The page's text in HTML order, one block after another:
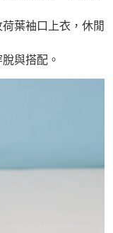
葉袖口上衣，休閒
與搭配。